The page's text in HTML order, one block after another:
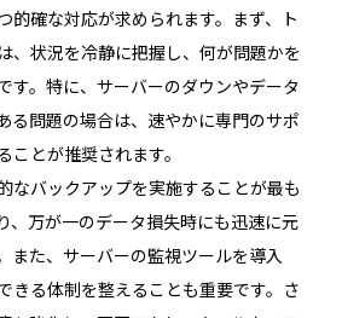
的確な対応が求められます。まず、ト
、状況を冷静に把握し、何が問題かを
す。特に、サーバーのダウンやデータ
る問題の場合は、速やかに専門のサポ
とが推奨されます。
なバックアップを実施することが最も
、万が一のデータ損失時にも迅速に元
また、サーバーの監視ツールを導入
きる体制を整えることも重要です。さ